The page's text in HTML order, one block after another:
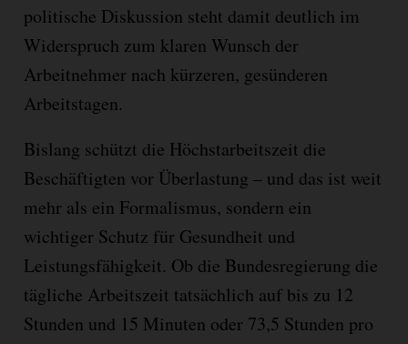
politische Diskussion steht damit deutlich im
Widerspruch zum klaren Wunsch der
Arbeitnehmer nach kürzeren, gesünderen
Arbeitstagen.
Bislang schützt die Höchstarbeitszeit die
Beschäftigten vor Überlastung – und das ist weit
mehr als ein Formalismus, sondern ein
wichtiger Schutz für Gesundheit und
Leistungsfähigkeit. Ob die Bundesregierung die
tägliche Arbeitszeit tatsächlich auf bis zu 12
Stunden und 15 Minuten oder 73,5 Stunden pro